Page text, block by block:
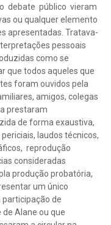
debate público vieram
ou qualquer elemento
apresentadas. Tratava-
pessoais
como se
que todos aqueles que
foram ouvidos pela
amigos, colegas
prestaram
de forma exaustiva,
laudos técnicos,
reprodução
consideradas
produção probatória,
um único
de
de Alane ou que